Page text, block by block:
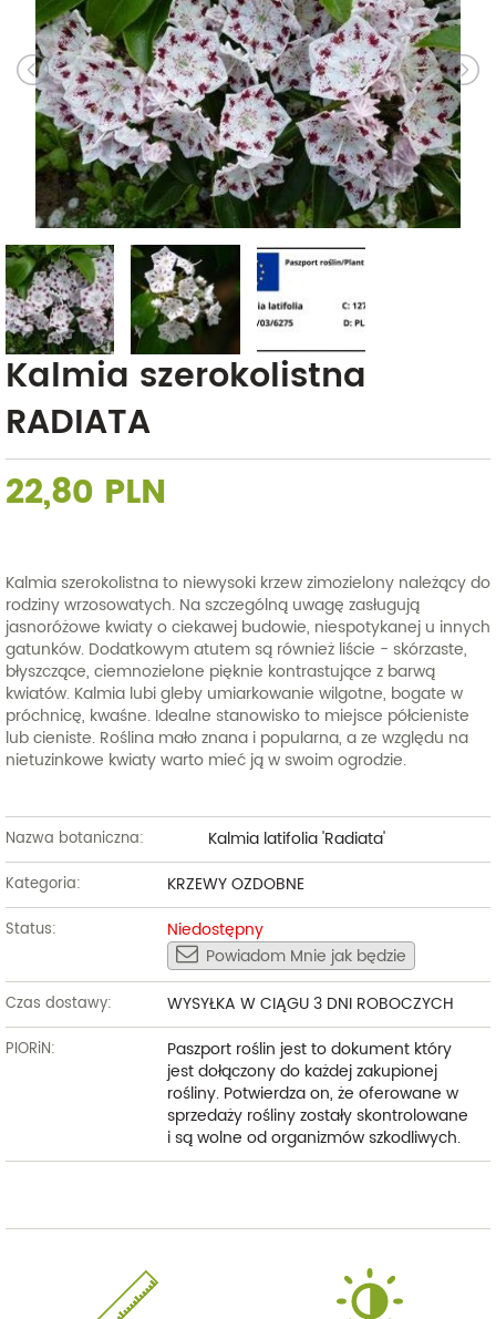
Kalmia szerokolistna
RADIATA
22,80 PLN
Kalmia szerokolistna to niewysoki krzew zimozielony należący do
rodziny wrzosowatych. Na szczególną uwagę zasługują
jasnoróżowe kwiaty o ciekawej budowie, niespotykanej u innych
gatunków. Dodatkowym atutem są również liście - skórzaste,
błyszczące, ciemnozielone pięknie kontrastujące z barwą
kwiatów. Kalmia lubi gleby umiarkowanie wilgotne, bogate w
próchnicę, kwaśne. Idealne stanowisko to miejsce półcieniste
lub cieniste. Roślina mało znana i popularna, a ze względu na
nietuzinkowe kwiaty warto mieć ją w swoim ogrodzie.
Nazwa botaniczna: Kalmia latifolia 'Radiata'
Kategoria: KRZEWY OZDOBNE
Status:
Niedostępny
Powiadom Mnie jak będzie
Czas dostawy: WYSYŁKA W CIĄGU 3 DNI ROBOCZYCH
PIORiN:
Paszport roślin jest to dokument który
jest dołączony do każdej zakupionej
rośliny. Potwierdza on, że oferowane w
sprzedaży rośliny zostały skontrolowane
i są wolne od organizmów szkodliwych.